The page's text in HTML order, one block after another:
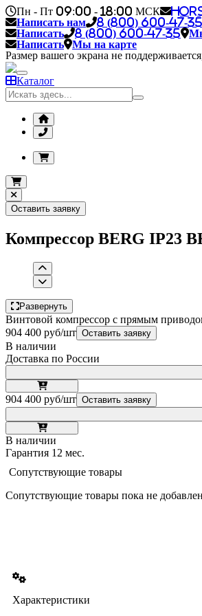
Пн - Пт 09:00 - 18:00 МСК
Написать нам
8 (800) 600-47-35
Написать
8 (800) 600-47-35
Написать
Мы на карте
Размер вашего экрана не
Каталог
Оставить заявку
Компрессор BERG IP23
Развернуть
Винтовой компрессор с прямым
904 400 руб/шт Оставить заявку
В наличии
Доставка по России
904 400 руб/шт Оставить заявку
В наличии
Гарантия 12 мес.
Сопутствующие товары
Сопутствующие товары пока не
Характеристики